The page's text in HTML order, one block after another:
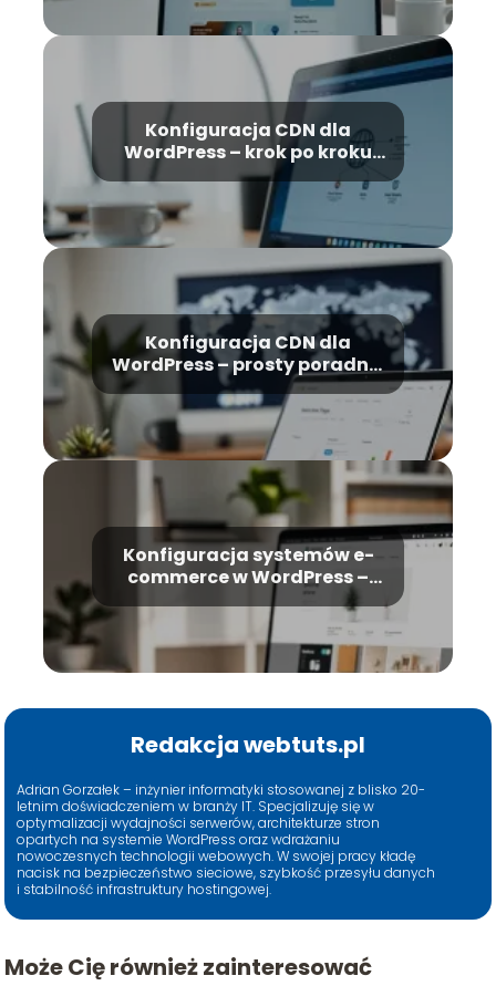
Konfiguracja CDN dla
WordPress – krok po kroku
dla początkujących
Konfiguracja CDN dla
WordPress – prosty poradnik
krok po kroku
Konfiguracja systemów e-
commerce w WordPress –
kompletny poradnik
Redakcja webtuts.pl
Adrian Gorzałek – inżynier informatyki stosowanej z blisko 20-
letnim doświadczeniem w branży IT. Specjalizuję się w
optymalizacji wydajności serwerów, architekturze stron
opartych na systemie WordPress oraz wdrażaniu
nowoczesnych technologii webowych. W swojej pracy kładę
nacisk na bezpieczeństwo sieciowe, szybkość przesyłu danych
i stabilność infrastruktury hostingowej.
Może Cię również zainteresować